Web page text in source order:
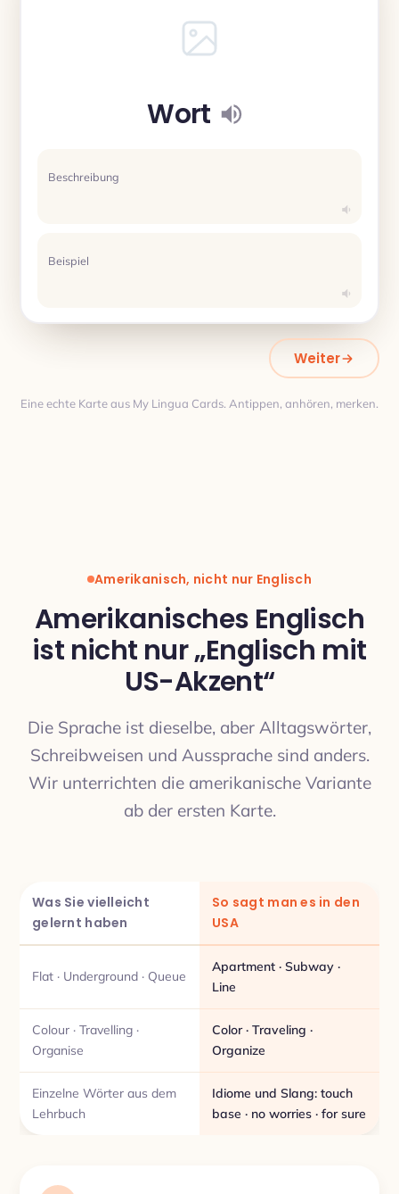
Wort
Beschreibung
Beispiel
Weiter
Eine echte Karte aus My Lingua Cards. Antippen, anhören, merken.
Amerikanisch, nicht nur Englisch
Amerikanisches Englisch
ist nicht nur „Englisch mit
US-Akzent“
Die Sprache ist dieselbe, aber Alltagswörter,
Schreibweisen und Aussprache sind anders.
Wir unterrichten die amerikanische Variante
ab der ersten Karte.
Was Sie vielleicht
gelernt haben
So sagt man es in den
USA
Flat · Underground · Queue
Apartment · Subway ·
Line
Colour · Travelling ·
Organise
Color · Traveling ·
Organize
Einzelne Wörter aus dem
Lehrbuch
Idiome und Slang: touch
base · no worries · for sure